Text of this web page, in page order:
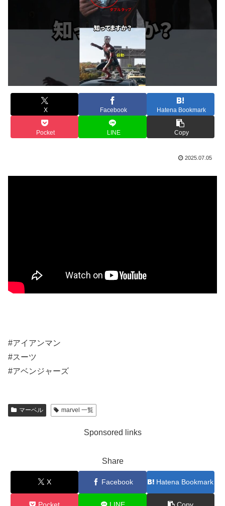
X Facebook Hatena Bookmark
Pocket LINE Copy
2025.07.05
#アイアンマン
#スーツ
#アベンジャーズ
マーベル marvel 一覧
Sponsored links
Share
X Facebook Hatena Bookmark
Pocket LINE Copy